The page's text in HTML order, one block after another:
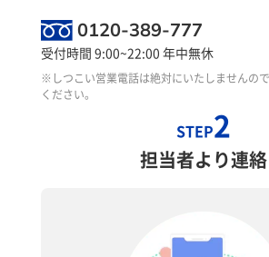
0120-389-777
受付時間 9:00~22:00 年中無休
※しつこい営業電話は絶対にいたしませんの
ください。
STEP2
担当者より連絡